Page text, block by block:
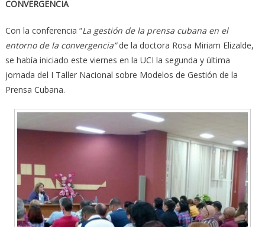
CONVERGENCIA
Con la conferencia “La gestión de la prensa cubana en el
entorno de la convergencia”de la doctora Rosa Miriam Elizalde,
se había iniciado este viernes en la UCI la segunda y última
jornada del I Taller Nacional sobre Modelos de Gestión de la
Prensa Cubana.